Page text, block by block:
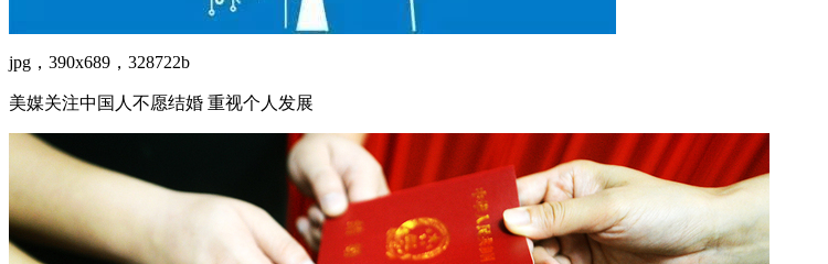
jpg，390x689，328722b
美媒关注中国人不愿结婚 重视个人发展